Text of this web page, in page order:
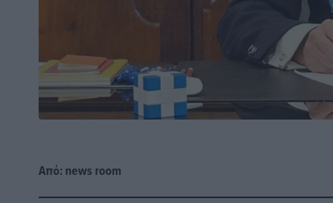
Από: news room